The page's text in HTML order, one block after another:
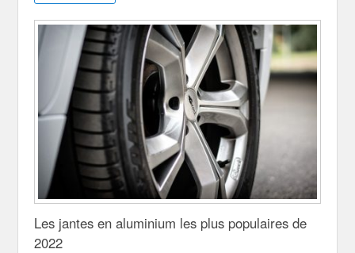
Les jantes en aluminium les plus populaires de
2022